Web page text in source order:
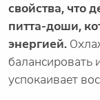
свойства, что
питта-доши,
энергией.
балансировать
успокаивает